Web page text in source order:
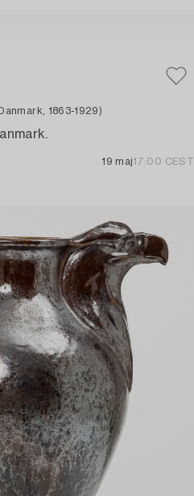
1863-1929)
19 maj17:00 CEST